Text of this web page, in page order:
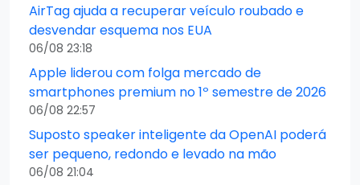
AirTag ajuda a recuperar veículo roubado e
desvendar esquema nos EUA
06/08 23:18
Apple liderou com folga mercado de
smartphones premium no 1º semestre de 2026
06/08 22:57
Suposto speaker inteligente da OpenAI poderá
ser pequeno, redondo e levado na mão
06/08 21:04